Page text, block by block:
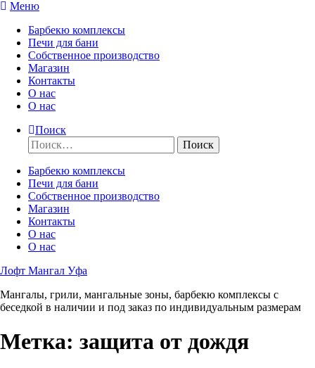
Перейти
содержимому
Меню
Барбекю комплексы
Печи для бани
Собственное производство
Магазин
Контакты
О нас
О нас
Поиск
Найти:
Барбекю комплексы
Печи для бани
Собственное производство
Магазин
Контакты
О нас
О нас
Лофт Мангал Уфа
Мангалы, грили, мангальные зоны, барбекю комплексы с
беседкой в наличии и под заказ по индивидуальным размерам
Метка: защита от дождя